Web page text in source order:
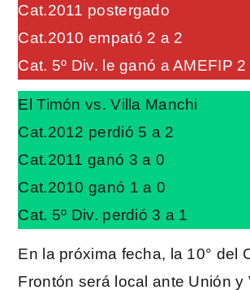
Cat.2011 postergado
Cat.2010 empató 2 a 2
Cat. 5º Div. le ganó a AMEFIP 2
El Timón vs. Villa Manchi
Cat.2012 perdió 5 a 2
Cat.2011 ganó 3 a 0
Cat.2010 ganó 1 a 0
Cat. 5º Div. perdió 3 a 1
En la próxima fecha, la 10° del
Frontón será local ante Unión y